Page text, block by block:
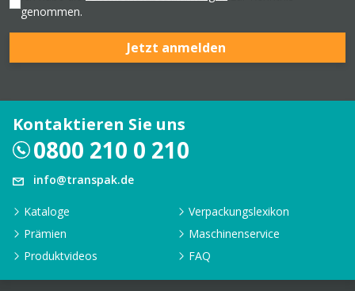
genommen.
Jetzt anmelden
Kontaktieren Sie uns
0800 210 0 210
info@transpak.de
Kataloge
Verpackungslexikon
Prämien
Maschinenservice
Produktvideos
FAQ